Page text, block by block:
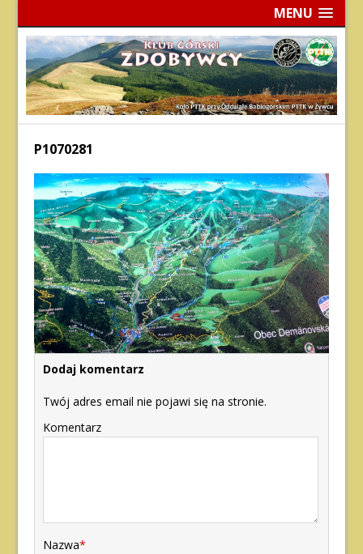
MENU
P1070281
Dodaj komentarz
Twój adres email nie pojawi się na stronie.
Komentarz
Nazwa*